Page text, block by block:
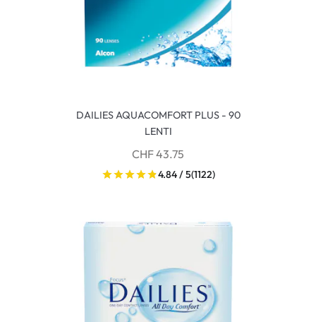
DAILIES AQUACOMFORT PLUS - 90
LENTI
CHF 43.75
4.84 / 5(1122)